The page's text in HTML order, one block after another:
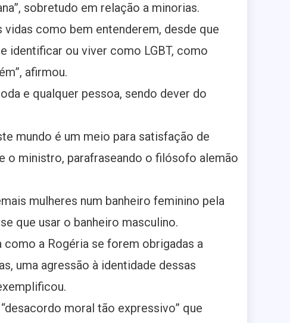
sobretudo em relação a minorias.
vidas como bem entenderem, desde que
identificar ou viver como LGBT, como
afirmou.
e qualquer pessoa, sendo dever do
mundo é um meio para satisfação de
o ministro, parafraseando o filósofo alemão
mulheres num banheiro feminino pela
que usar o banheiro masculino.
a Rogéria se forem obrigadas a
uma agressão à identidade dessas
moral tão expressivo” que